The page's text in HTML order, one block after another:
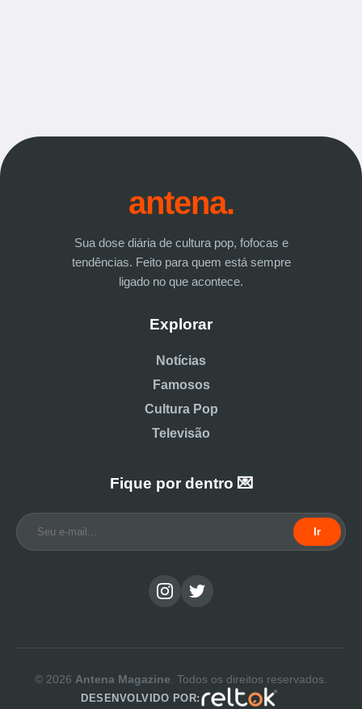
antena.
Sua dose diária de cultura pop, fofocas e
tendências. Feito para quem está sempre
ligado no que acontece.
Explorar
Notícias
Famosos
Cultura Pop
Televisão
Fique por dentro 💌
Ir
© 2026 Antena Magazine . Todos os direitos reservados.
DESENVOLVIDO POR: